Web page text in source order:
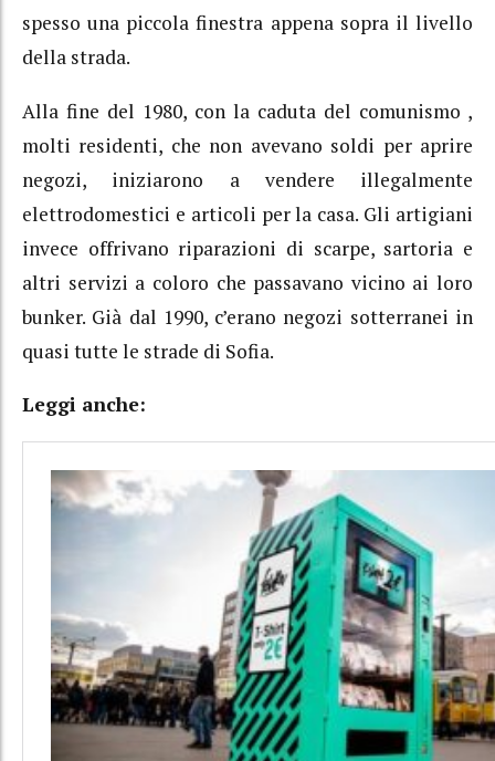
spesso una piccola finestra appena sopra il livello
della strada.
Alla fine del 1980, con la caduta del comunismo ,
molti residenti, che non avevano soldi per aprire
negozi, iniziarono a vendere illegalmente
elettrodomestici e articoli per la casa. Gli artigiani
invece offrivano riparazioni di scarpe, sartoria e
altri servizi a coloro che passavano vicino ai loro
bunker. Già dal 1990, c’erano negozi sotterranei in
quasi tutte le strade di Sofia.
Leggi anche: